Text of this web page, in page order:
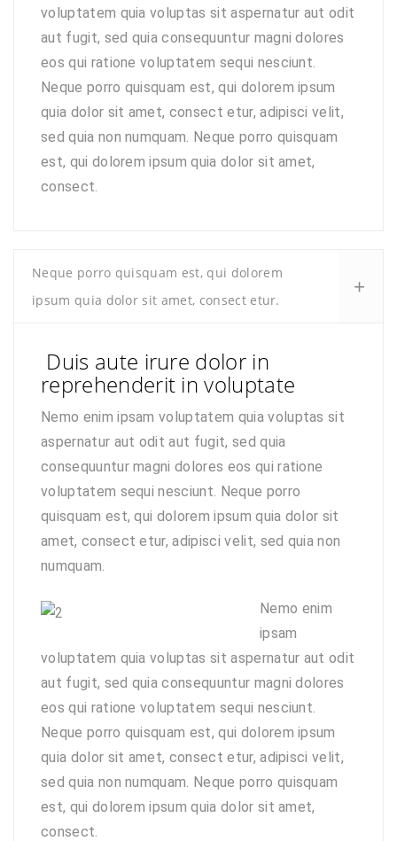
voluptatem quia voluptas sit aspernatur aut odit
aut fugit, sed quia consequuntur magni dolores
eos qui ratione voluptatem sequi nesciunt.
Neque porro quisquam est, qui dolorem ipsum
quia dolor sit amet, consect etur, adipisci velit,
sed quia non numquam. Neque porro quisquam
est, qui dolorem ipsum quia dolor sit amet,
consect.
Neque porro quisquam est, qui dolorem
ipsum quia dolor sit amet, consect etur.
Duis aute irure dolor in
reprehenderit in voluptate
Nemo enim ipsam voluptatem quia voluptas sit
aspernatur aut odit aut fugit, sed quia
consequuntur magni dolores eos qui ratione
voluptatem sequi nesciunt. Neque porro
quisquam est, qui dolorem ipsum quia dolor sit
amet, consect etur, adipisci velit, sed quia non
numquam.
Nemo enim
ipsam
voluptatem quia voluptas sit aspernatur aut odit
aut fugit, sed quia consequuntur magni dolores
eos qui ratione voluptatem sequi nesciunt.
Neque porro quisquam est, qui dolorem ipsum
quia dolor sit amet, consect etur, adipisci velit,
sed quia non numquam. Neque porro quisquam
est, qui dolorem ipsum quia dolor sit amet,
consect.